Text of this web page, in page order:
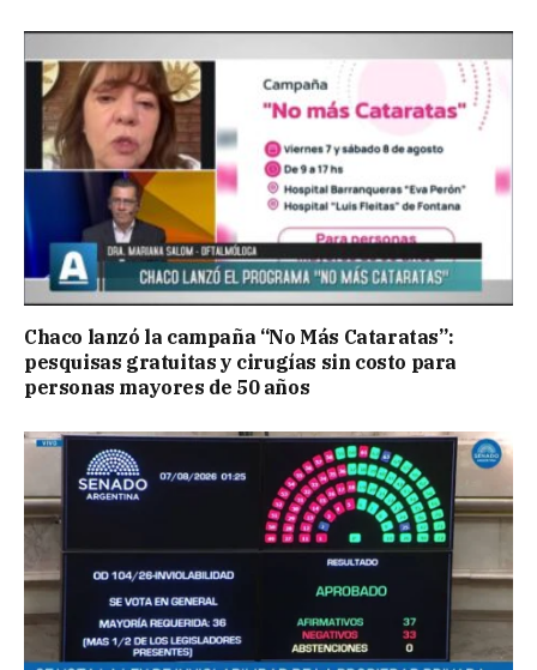
Chaco lanzó la campaña “No Más Cataratas”:
pesquisas gratuitas y cirugías sin costo para
personas mayores de 50 años